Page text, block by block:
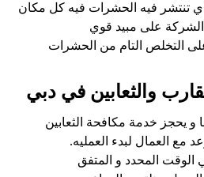
تنتشر فيه الحشرات فيه كل مكان
الشركة على مبيد قوي
التخلص التام من الحشرات
والثعابين في دبي
و يحجز خدمة مكافحة الثعابين
مع العمال لبدء العمليه.
المحدد و المتفق